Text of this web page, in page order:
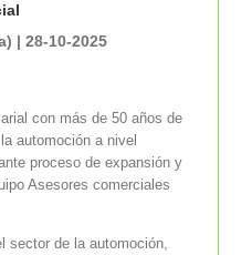
| 28-10-2025
con más de 50 años de
automoción a nivel
proceso de expansión y
Asesores comerciales
sector de la automoción,